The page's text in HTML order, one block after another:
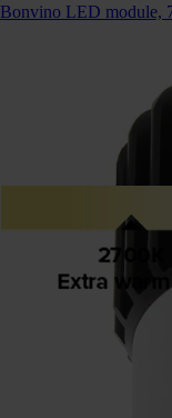
Bonvino LED module,